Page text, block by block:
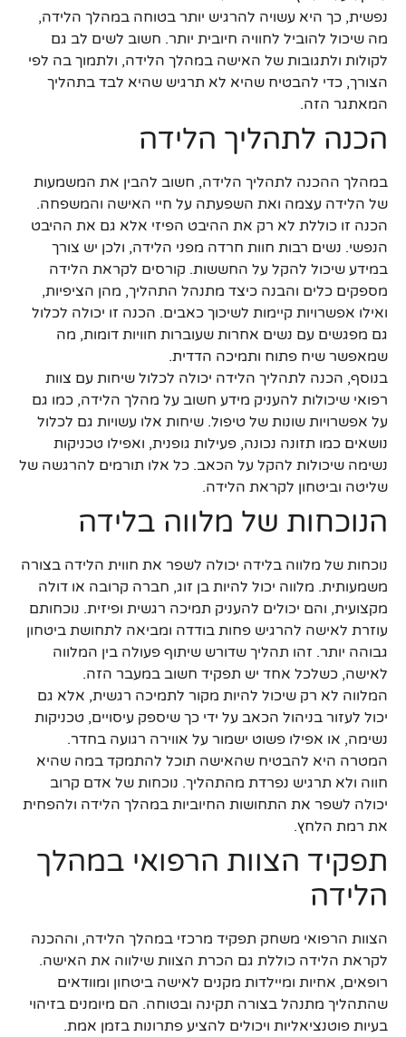
נפשית, כך היא עשויה להרגיש יותר בטוחה במהלך הלידה,
מה שיכול להוביל לחוויה חיובית יותר. חשוב לשים לב גם
לקולות ולתגובות של האישה במהלך הלידה, ולתמוך בה לפי
הצורך, כדי להבטיח שהיא לא תרגיש שהיא לבד בתהליך
המאתגר הזה.
הכנה לתהליך הלידה
במהלך ההכנה לתהליך הלידה, חשוב להבין את המשמעות
של הלידה עצמה ואת השפעתה על חיי האישה והמשפחה.
הכנה זו כוללת לא רק את ההיבט הפיזי אלא גם את ההיבט
הנפשי. נשים רבות חוות חרדה מפני הלידה, ולכן יש צורך
במידע שיכול להקל על החששות. קורסים לקראת הלידה
מספקים כלים והבנה כיצד מתנהל התהליך, מהן הציפיות,
ואילו אפשרויות קיימות לשיכוך כאבים. הכנה זו יכולה לכלול
גם מפגשים עם נשים אחרות שעוברות חוויות דומות, מה
שמאפשר שיח פתוח ותמיכה הדדית.
בנוסף, הכנה לתהליך הלידה יכולה לכלול שיחות עם צוות
רפואי שיכולות להעניק מידע חשוב על מהלך הלידה, כמו גם
על אפשרויות שונות של טיפול. שיחות אלו עשויות גם לכלול
נושאים כמו תזונה נכונה, פעילות גופנית, ואפילו טכניקות
נשימה שיכולות להקל על הכאב. כל אלו תורמים להרגשה של
שליטה וביטחון לקראת הלידה.
הנוכחות של מלווה בלידה
נוכחות של מלווה בלידה יכולה לשפר את חווית הלידה בצורה
משמעותית. מלווה יכול להיות בן זוג, חברה קרובה או דולה
מקצועית, והם יכולים להעניק תמיכה רגשית ופיזית. נוכחותם
עוזרת לאישה להרגיש פחות בודדה ומביאה לתחושת ביטחון
גבוהה יותר. זהו תהליך שדורש שיתוף פעולה בין המלווה
לאישה, כשלכל אחד יש תפקיד חשוב במעבר הזה.
המלווה לא רק שיכול להיות מקור לתמיכה רגשית, אלא גם
יכול לעזור בניהול הכאב על ידי כך שיספק עיסויים, טכניקות
נשימה, או אפילו פשוט ישמור על אווירה רגועה בחדר.
המטרה היא להבטיח שהאישה תוכל להתמקד במה שהיא
חווה ולא תרגיש נפרדת מהתהליך. נוכחות של אדם קרוב
יכולה לשפר את התחושות החיוביות במהלך הלידה ולהפחית
את רמת הלחץ.
תפקיד הצוות הרפואי במהלך
הלידה
הצוות הרפואי משחק תפקיד מרכזי במהלך הלידה, וההכנה
לקראת הלידה כוללת גם הכרת הצוות שילווה את האישה.
רופאים, אחיות ומיילדות מקנים לאישה ביטחון ומוודאים
שהתהליך מתנהל בצורה תקינה ובטוחה. הם מיומנים בזיהוי
בעיות פוטנציאליות ויכולים להציע פתרונות בזמן אמת.